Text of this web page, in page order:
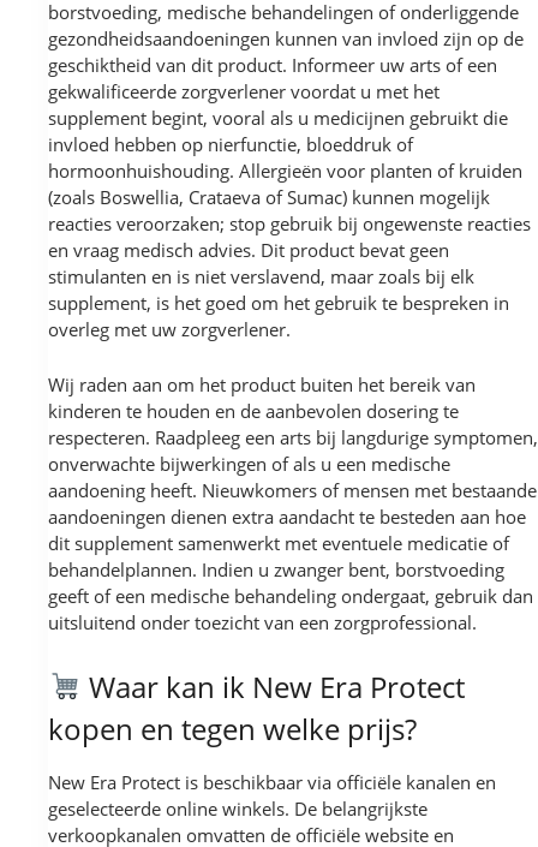
borstvoeding, medische behandelingen of onderliggende
gezondheidsaandoeningen kunnen van invloed zijn op de
geschiktheid van dit product. Informeer uw arts of een
gekwalificeerde zorgverlener voordat u met het
supplement begint, vooral als u medicijnen gebruikt die
invloed hebben op nierfunctie, bloeddruk of
hormoonhuishouding. Allergieën voor planten of kruiden
(zoals Boswellia, Crataeva of Sumac) kunnen mogelijk
reacties veroorzaken; stop gebruik bij ongewenste reacties
en vraag medisch advies. Dit product bevat geen
stimulanten en is niet verslavend, maar zoals bij elk
supplement, is het goed om het gebruik te bespreken in
overleg met uw zorgverlener.
Wij raden aan om het product buiten het bereik van
kinderen te houden en de aanbevolen dosering te
respecteren. Raadpleeg een arts bij langdurige symptomen,
onverwachte bijwerkingen of als u een medische
aandoening heeft. Nieuwkomers of mensen met bestaande
aandoeningen dienen extra aandacht te besteden aan hoe
dit supplement samenwerkt met eventuele medicatie of
behandelplannen. Indien u zwanger bent, borstvoeding
geeft of een medische behandeling ondergaat, gebruik dan
uitsluitend onder toezicht van een zorgprofessional.
Waar kan ik New Era Protect
kopen en tegen welke prijs?
New Era Protect is beschikbaar via officiële kanalen en
geselecteerde online winkels. De belangrijkste
verkoopkanalen omvatten de officiële website en